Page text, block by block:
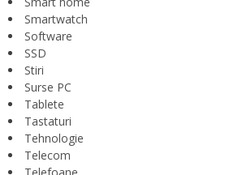
Smartwatch
Software
SSD
Stiri
Surse PC
Tablete
Tastaturi
Tehnologie
Telecom